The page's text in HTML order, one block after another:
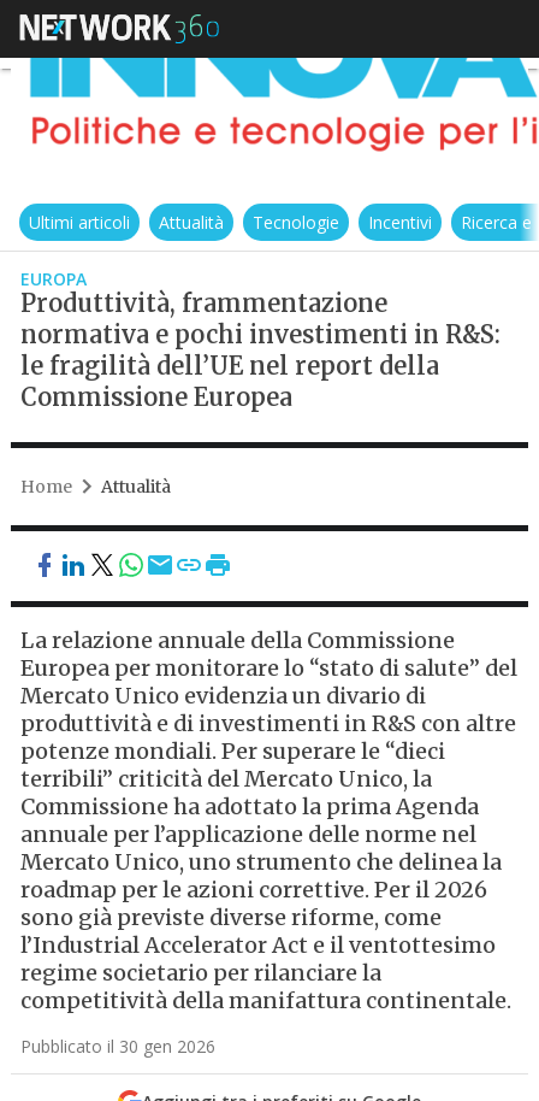
Ultimi articoli Attualità Tecnologie Incentivi Ricerca
EUROPA
Produttività, frammentazione
normativa e pochi investimenti in R&S:
le fragilità dell’UE nel report della
Commissione Europea
Home Attualità
La relazione annuale della Commissione
Europea per monitorare lo “stato di salute” del
Mercato Unico evidenzia un divario di
produttività e di investimenti in R&S con altre
potenze mondiali. Per superare le “dieci
terribili” criticità del Mercato Unico, la
Commissione ha adottato la prima Agenda
annuale per l’applicazione delle norme nel
Mercato Unico, uno strumento che delinea la
roadmap per le azioni correttive. Per il 2026
sono già previste diverse riforme, come
l’Industrial Accelerator Act e il ventottesimo
regime societario per rilanciare la
competitività della manifattura continentale.
Pubblicato il 30 gen 2026